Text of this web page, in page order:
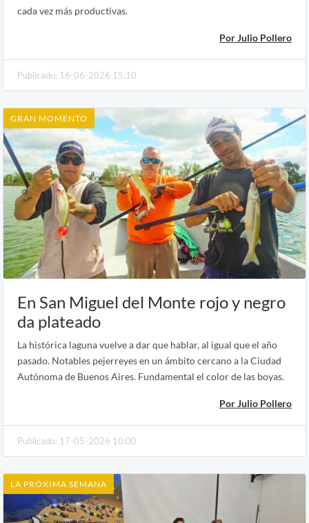
cada vez más productivas.
Por Julio Pollero
Publicado: 16-06-2026 15:10
GRAN MOMENTO
En San Miguel del Monte rojo y negro
da plateado
La histórica laguna vuelve a dar que hablar, al igual que el año
pasado. Notables pejerreyes en un ámbito cercano a la Ciudad
Autónoma de Buenos Aires. Fundamental el color de las boyas.
Por Julio Pollero
Publicado: 17-05-2026 10:00
LA PRÓXIMA SEMANA